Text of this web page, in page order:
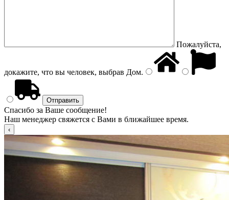
Пожалуйста,
докажите, что вы человек, выбрав Дом.
Спасибо за Ваше сообщение!
Наш менеджер свяжется с Вами в ближайшее время.